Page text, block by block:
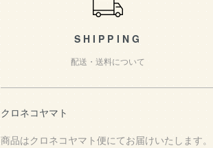
SHIPPING
配送・送料について
クロネコヤマト
商品はクロネコヤマト便にてお届けいたします。